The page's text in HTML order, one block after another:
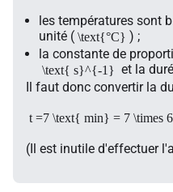
les températures sont
unité ( \text{°C} ) ;
la constante de
\text{ s}^{-1} et la
Il faut donc convertir la
t =7 \text{ min} = 7 \times
(Il est inutile d'effectuer